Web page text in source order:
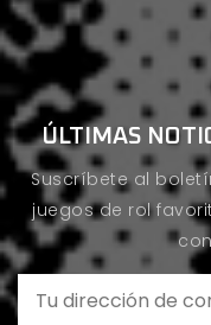
ÚLTIMAS
Suscríbete al
juegos de rol